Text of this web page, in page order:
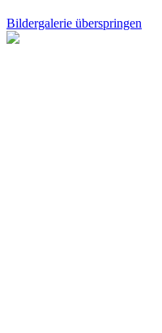
Bildergalerie überspringen